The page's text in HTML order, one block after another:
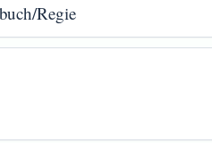
Regie